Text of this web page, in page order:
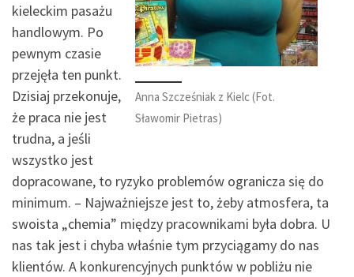
Anna Szcześniak z Kielc (Fot.
Sławomir Pietras)
kieleckim pasażu
handlowym. Po
pewnym czasie
przejęła ten punkt.
Dzisiaj przekonuje,
że praca nie jest
trudna, a jeśli
wszystko jest
dopracowane, to ryzyko problemów ogranicza się do
minimum. – Najważniejsze jest to, żeby atmosfera, ta
swoista „chemia” między pracownikami była dobra. U
nas tak jest i chyba właśnie tym przyciągamy do nas
klientów. A konkurencyjnych punktów w pobliżu nie